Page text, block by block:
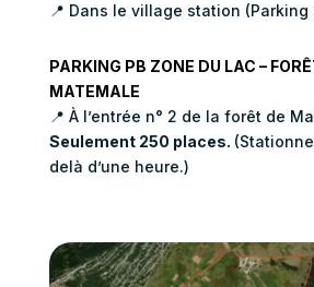
📍 Dans le village station (Parking
PARKING PB ZONE DU LAC –
MATEMALE
📍 À l’entrée n° 2 de la forêt de
Seulement 250 places.
delà d’une heure.)